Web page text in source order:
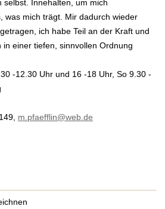
selbst. Innehalten, um mich
was mich trägt. Mir dadurch wieder
ich habe Teil an der Kraft und
in einer tiefen, sinnvollen Ordnung
-12.30 Uhr und 16 -18 Uhr, So 9.30 -
m.pfaefflin@web.de